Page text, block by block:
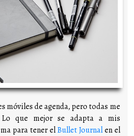
móviles de agenda, pero todas me
Lo que mejor se adapta a mis
para tener elBullet Journalen el